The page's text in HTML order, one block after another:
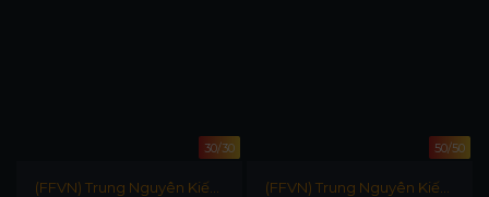
30/30
(FFVN) Trung Nguyên Kiếm
50/50
(FFVN) Trung Nguyên Kiếm